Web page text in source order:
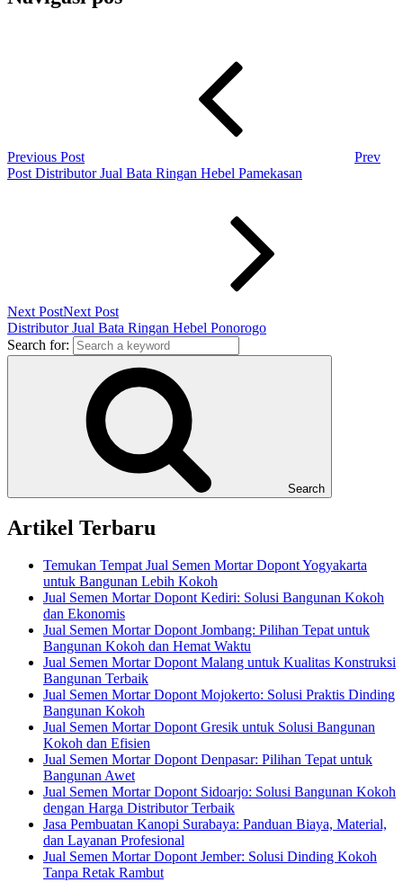
Previous Post
Prev
Post Distributor Jual Bata Ringan Hebel Pamekasan
Next PostNext Post
Distributor Jual Bata Ringan Hebel Ponorogo
Search for:
Search
Artikel Terbaru
Temukan Tempat Jual Semen Mortar Dopont Yogyakarta
untuk Bangunan Lebih Kokoh
Jual Semen Mortar Dopont Kediri: Solusi Bangunan Kokoh
dan Ekonomis
Jual Semen Mortar Dopont Jombang: Pilihan Tepat untuk
Bangunan Kokoh dan Hemat Waktu
Jual Semen Mortar Dopont Malang untuk Kualitas Konstruksi
Bangunan Terbaik
Jual Semen Mortar Dopont Mojokerto: Solusi Praktis Dinding
Bangunan Kokoh
Jual Semen Mortar Dopont Gresik untuk Solusi Bangunan
Kokoh dan Efisien
Jual Semen Mortar Dopont Denpasar: Pilihan Tepat untuk
Bangunan Awet
Jual Semen Mortar Dopont Sidoarjo: Solusi Bangunan Kokoh
dengan Harga Distributor Terbaik
Jasa Pembuatan Kanopi Surabaya: Panduan Biaya, Material,
dan Layanan Profesional
Jual Semen Mortar Dopont Jember: Solusi Dinding Kokoh
Tanpa Retak Rambut